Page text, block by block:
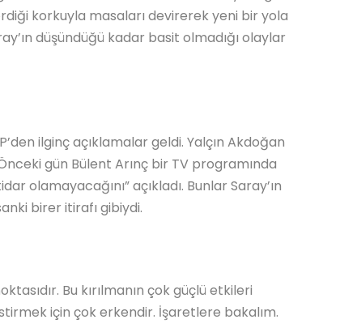
korkuyla masaları devirerek yeni bir yola
düşündüğü kadar basit olmadığı olaylar
ilginç açıklamalar geldi. Yalçın Akdoğan
gün Bülent Arınç bir TV programında
olamayacağını” açıkladı. Bunlar Saray’ın
birer itirafı gibiydi.
Bu kırılmanın çok güçlü etkileri
için çok erkendir. İşaretlere bakalım.